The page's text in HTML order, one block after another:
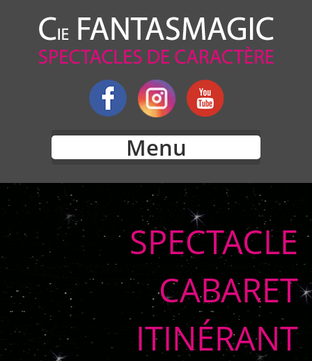
Menu
SPECTACLE
CABARET
ITINÉRANT